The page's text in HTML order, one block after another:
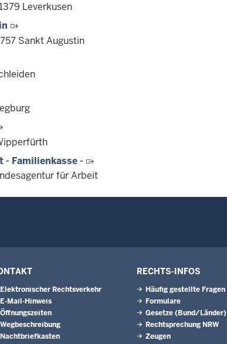
Leverkusen
Sankt Augustin
- Familienkasse -
für Arbeit
Elektronischer Rechtsverkehr
E-Mail-Hinweis
Öffnungszeiten
Wegbeschreibung
Nachtbriefkasten
RECHTS-INFOS
Häufig gestellte Fragen
Formulare
Gesetze (Bund/Länder)
Rechtsprechung NRW
Zeugen